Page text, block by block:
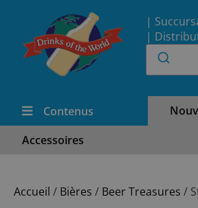
|
|
Contenus
Accessoires
Accueil / Bières / Beer Treasures /